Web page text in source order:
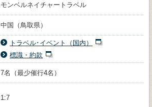
モンベルネイチャートラベル
中国（鳥取県）
トラベル･イベント（国内）
標識・約款
7名（最少催行4名）
1:7